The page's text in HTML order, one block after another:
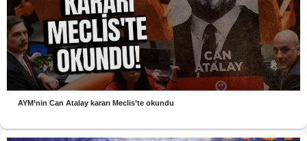
AYM’nin Can Atalay kararı Meclis’te okundu